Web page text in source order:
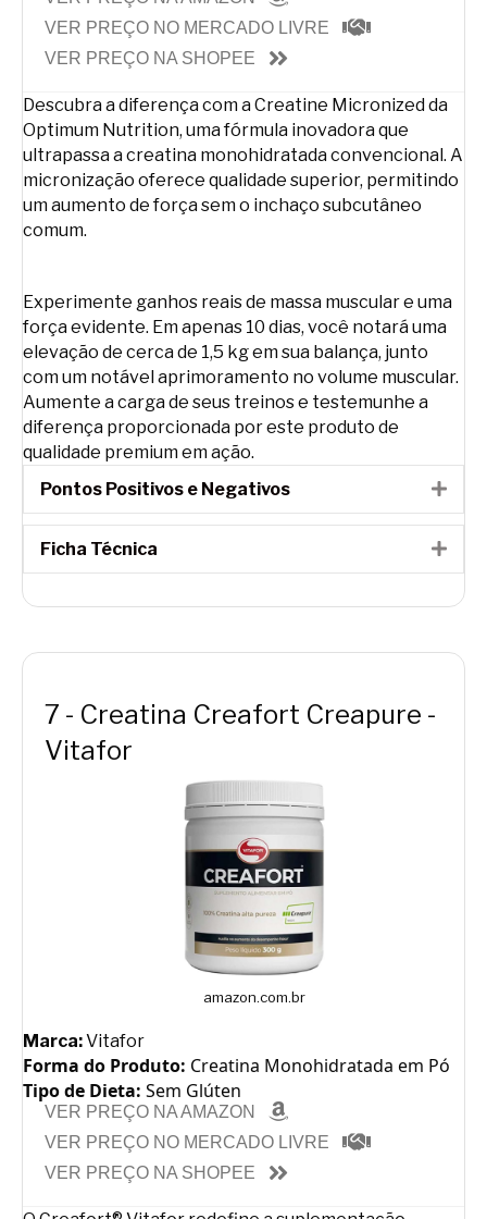
VER PREÇO NO MERCADO LIVRE
VER PREÇO NA SHOPEE
Descubra a diferença com a Creatine Micronized da
Optimum Nutrition, uma fórmula inovadora que
ultrapassa a creatina monohidratada convencional. A
micronização oferece qualidade superior, permitindo
um aumento de força sem o inchaço subcutâneo
comum.
Experimente ganhos reais de massa muscular e uma
força evidente. Em apenas 10 dias, você notará uma
elevação de cerca de 1,5 kg em sua balança, junto
com um notável aprimoramento no volume muscular.
Aumente a carga de seus treinos e testemunhe a
diferença proporcionada por este produto de
qualidade premium em ação.
Pontos Positivos e Negativos
Ficha Técnica
7 - Creatina Creafort Creapure -
Vitafor
amazon.com.br
Marca:Vitafor
Forma do Produto: Creatina Monohidratada em Pó
Tipo de Dieta: Sem Glúten
VER PREÇO NA AMAZON
VER PREÇO NO MERCADO LIVRE
VER PREÇO NA SHOPEE